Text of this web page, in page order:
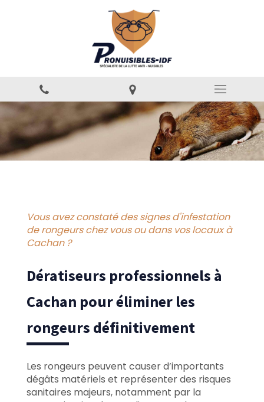
Vous avez constaté des signes d'infestation
de rongeurs chez vous ou dans vos locaux à
Cachan ?
Dératiseurs professionnels à
Cachan pour éliminer les
rongeurs définitivement
Les rongeurs peuvent causer d’importants
dégâts matériels et représenter des risques
sanitaires majeurs, notamment par la